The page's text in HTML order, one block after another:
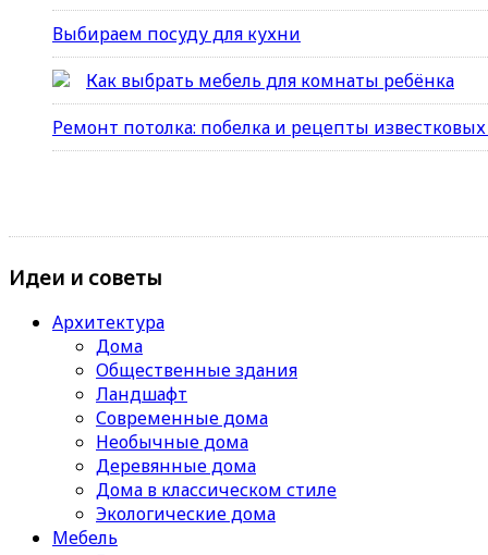
Выбираем посуду для кухни
Как выбрать мебель для комнаты ребёнка
Ремонт потолка: побелка и рецепты известковых
Идеи и советы
Архитектура
Дома
Общественные здания
Ландшафт
Современные дома
Необычные дома
Деревянные дома
Дома в классическом стиле
Экологические дома
Мебель